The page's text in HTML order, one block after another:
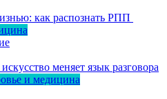
как распознать РПП
меняет язык разговора
и медицина